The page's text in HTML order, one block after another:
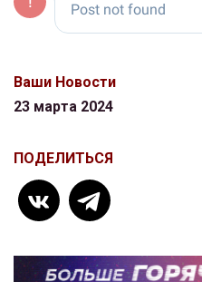
Ваши Новости
23 марта 2024
ПОДЕЛИТЬСЯ